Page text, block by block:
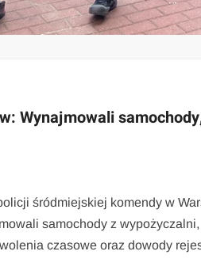
Wynajmowali
śródmiejskiej komendy w
samochody z
czasowe oraz dowody